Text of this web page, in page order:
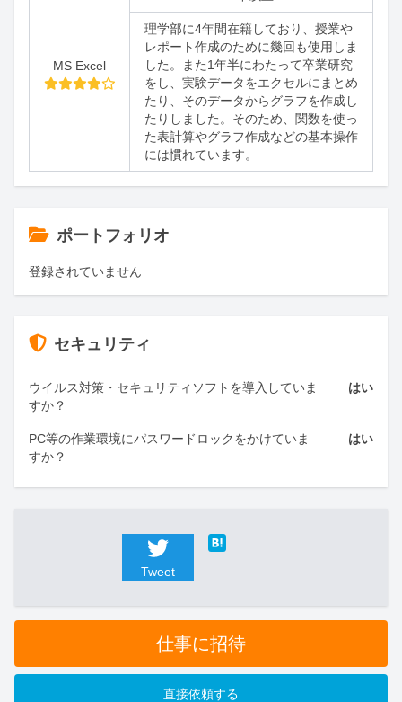
MS Excel
理学部に4年間在籍しており、授業や
レポート作成のために幾回も使用しま
した。また1年半にわたって卒業研究
をし、実験データをエクセルにまとめ
たり、そのデータからグラフを作成し
たりしました。そのため、関数を使っ
た表計算やグラフ作成などの基本操作
には慣れています。
ポートフォリオ
登録されていません
セキュリティ
ウイルス対策・セキュリティソフトを導入していま
すか？
はい
PC等の作業環境にパスワードロックをかけていま
すか？
はい
Tweet
仕事に招待
直接依頼する